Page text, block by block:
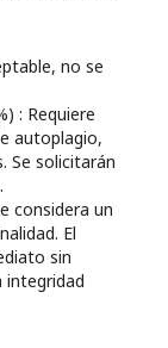
no se
: Requiere
autoplagio,
Se solicitarán
considera un
El
sin
integridad